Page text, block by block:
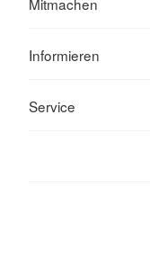
Informieren
Service